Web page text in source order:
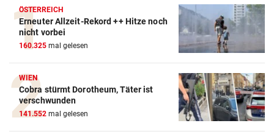
ÖSTERREICH
Erneuter Allzeit-Rekord ++ Hitze noch
nicht vorbei
160.325 mal gelesen
WIEN
Cobra stürmt Dorotheum, Täter ist
verschwunden
141.552 mal gelesen
Action-Cam Vergleich
ZUM VERGLEICH
Crosstrainer Vergleich